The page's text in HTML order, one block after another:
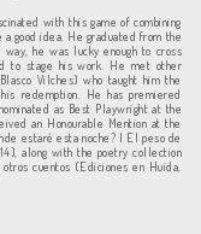
with this game of combining
a good idea. He graduated from the
he was lucky enough to cross
to stage his work. He met other
Vilches) who taught him the
redemption. He has premiered
as Best Playwright at the
an Honourable Mention at the
estaré esta noche? | El peso de
along with the poetry collection
cuentos (Ediciones en Huida,